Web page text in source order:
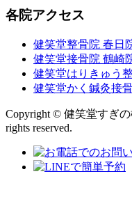
各院アクセス
健笑堂整骨院 春日
健笑堂接骨院 鶴崎
健笑堂はりきゅう
健笑堂かく鍼灸接
Copyright © 健笑堂すぎ
rights reserved.